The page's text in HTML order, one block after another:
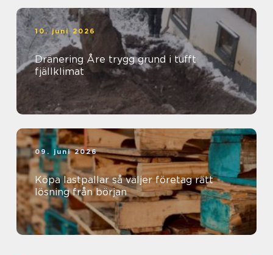
10. juni 2026
Dränering Åre trygg grund i tufft
fjällklimat
09. juni 2026
Köpa lastpallar så väljer företag rätt
lösning från början